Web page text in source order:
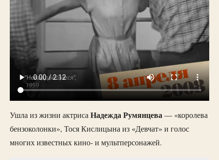
Ушла из жизни актрисаНадежда Румянцева— «королева
бензоколонки», Тося Кислицына из «Девчат» и голос
многих известных кино- и мультперсонажей.